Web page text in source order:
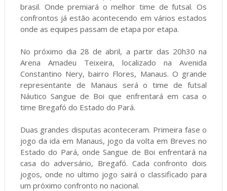
brasil. Onde premiará o melhor time de futsal. Os
confrontos já estão acontecendo em vários estados
onde as equipes passam de etapa por etapa.
No próximo dia 28 de abril, a partir das 20h30 na
Arena Amadeu Teixeira, localizado na Avenida
Constantino Nery, bairro Flores, Manaus. O grande
representante de Manaus será o time de futsal
Náutico Sangue de Boi que enfrentará em casa o
time Bregafó do Estado do Pará.
Duas grandes disputas aconteceram. Primeira fase o
jogo da ida em Manaus, jogo da volta em Breves no
Estado do Pará, onde Sangue de Boi enfrentará na
casa do adversário, Bregafó. Cada confronto dois
jogos, onde no ultimo jogo sairá o classificado para
um próximo confronto no nacional.